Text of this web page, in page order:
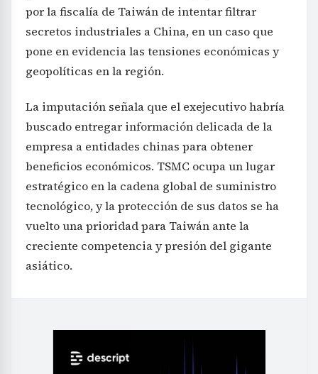
por la fiscalía de Taiwán de intentar filtrar
secretos industriales a China, en un caso que
pone en evidencia las tensiones económicas y
geopolíticas en la región.
La imputación señala que el exejecutivo habría
buscado entregar información delicada de la
empresa a entidades chinas para obtener
beneficios económicos. TSMC ocupa un lugar
estratégico en la cadena global de suministro
tecnológico, y la protección de sus datos se ha
vuelto una prioridad para Taiwán ante la
creciente competencia y presión del gigante
asiático.